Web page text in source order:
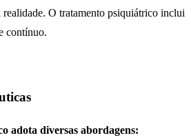
realidade. O tratamento psiquiátrico inclui
contínuo.
adota diversas abordagens: